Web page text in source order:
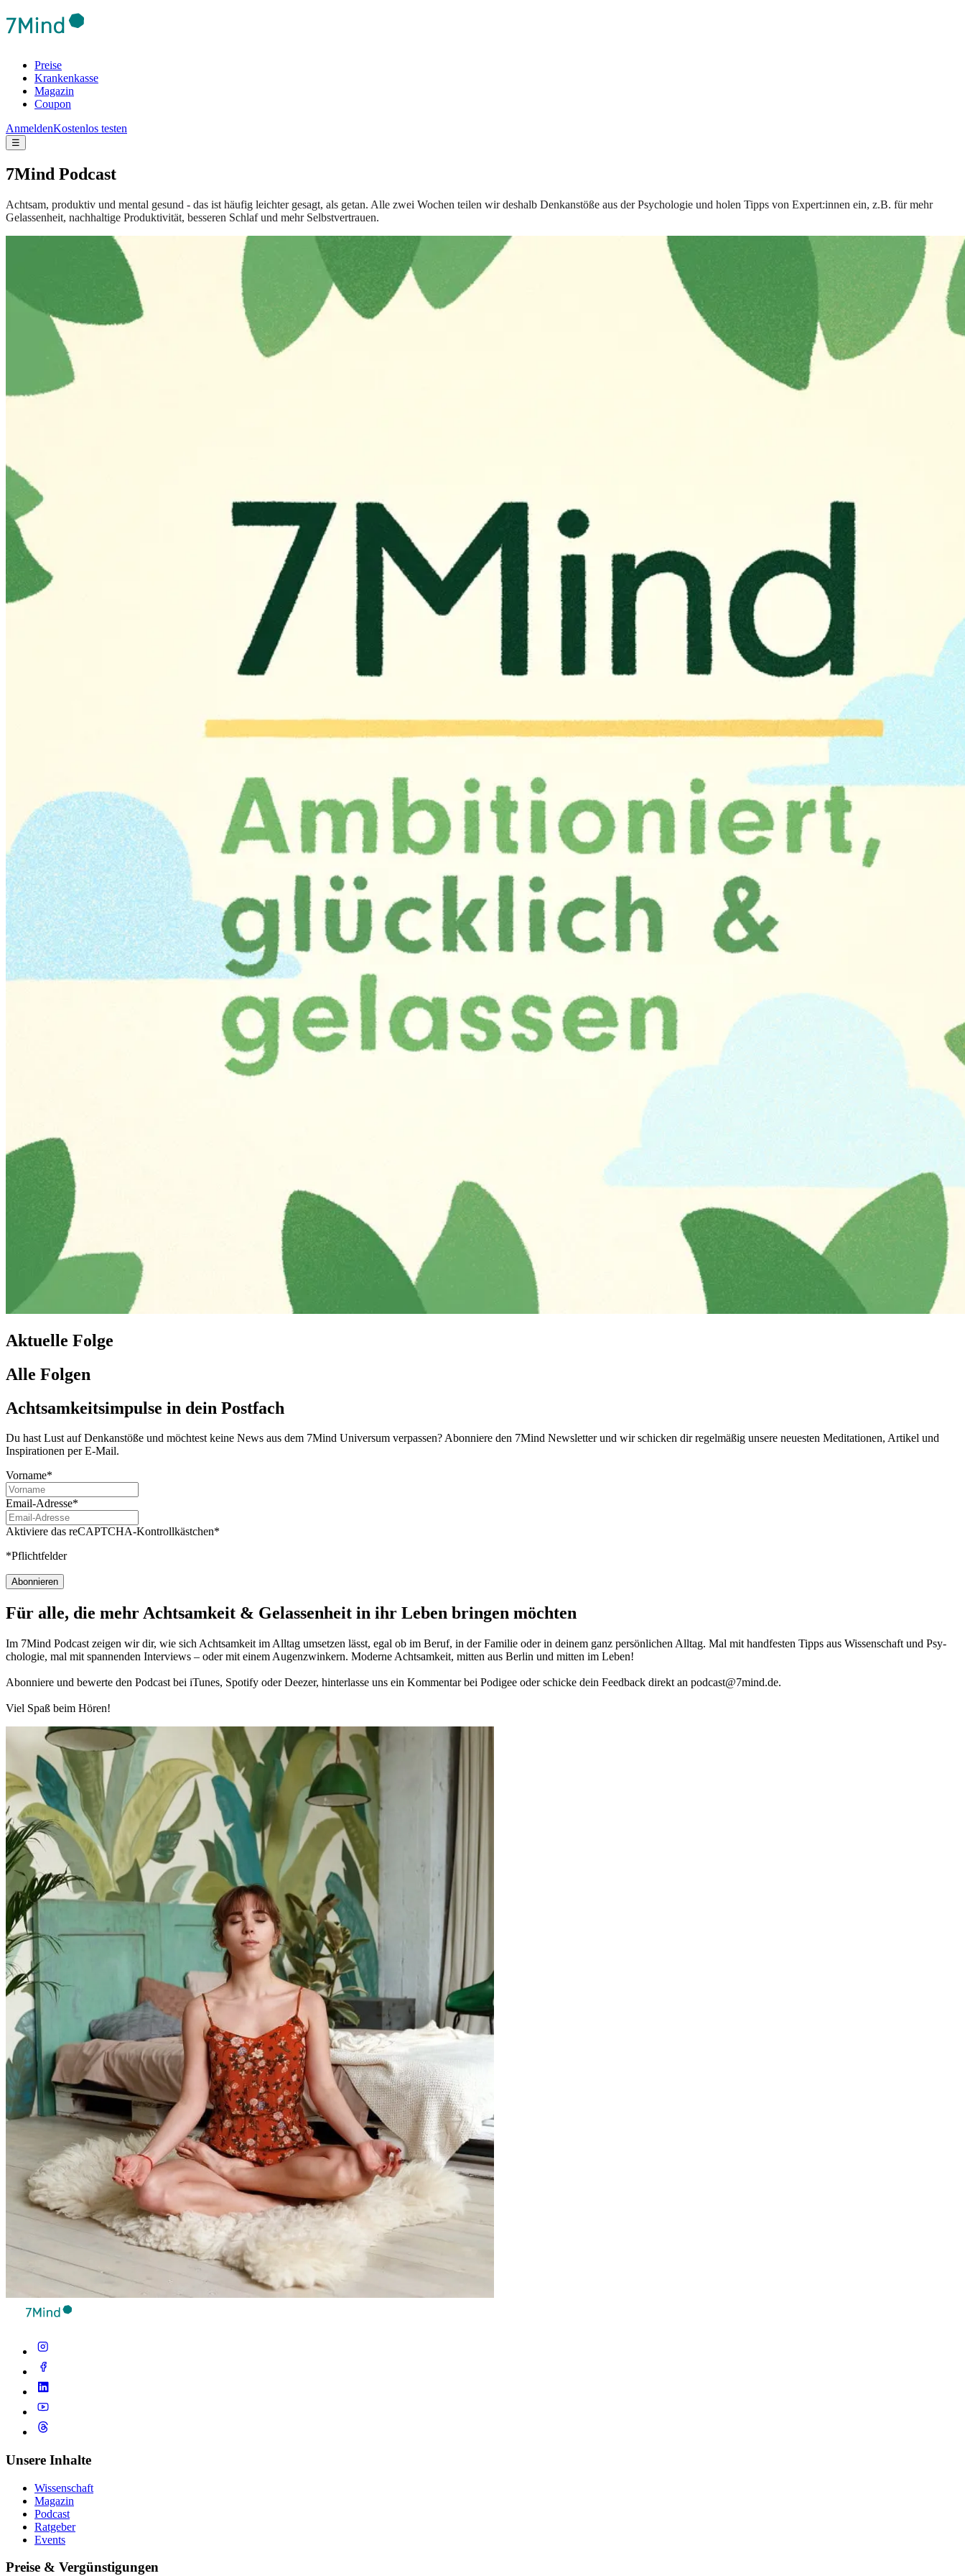
Preise
Krankenkasse
Magazin
Coupon
AnmeldenKostenlos testen
☰
7Mind Podcast
Achtsam, produktiv und mental gesund - das ist häufig leichter gesagt, als getan. Alle zwei Wochen teilen wir deshalb Denkanstöße aus der Psychologie und holen Tipps von Expert:innen ein, z.B. für mehr
Gelassenheit, nachhaltige Produktivität, besseren Schlaf und mehr Selbstvertrauen.
Aktuelle Folge
Alle Folgen
Achtsamkeitsimpulse in dein Postfach
Du hast Lust auf Denkanstöße und möchtest keine News aus dem 7Mind Universum verpassen? Abon­niere den 7Mind News­let­ter und wir schicken dir regelmäßig unsere neuesten Meditationen, Artikel und
Inspirationen per E-Mail.
Vorname*
Email-Adresse*
Aktiviere das reCAPTCHA-Kontrollkästchen*
*Pflichtfelder
Abonnieren
Für alle, die mehr Acht­sam­keit & Gelas­sen­heit in ihr Leben brin­gen möch­ten
Im 7Mind Pod­cast zeigen wir dir, wie sich Acht­sam­keit im Alltag umset­zen lässt, egal ob im Beruf, in der Fami­lie oder in deinem ganz per­sön­li­chen Alltag. Mal mit hand­fes­ten Tipps aus Wis­sen­schaft und Psy­
cho­lo­gie, mal mit spannenden Interviews – oder mit einem Augen­zwin­kern. Moderne Acht­sam­keit, mitten aus Berlin und mitten im Leben!
Abon­niere und bewerte den Pod­cast bei iTunes, Spo­tify oder Deezer, hin­ter­lasse uns ein Kom­men­tar bei Podigee oder schi­cke dein Feed­back direkt an podcast@​7​mind.​de.
Viel Spaß beim Hören!
Unsere Inhalte
Wissenschaft
Magazin
Podcast
Ratgeber
Events
Preise & Vergünstigungen